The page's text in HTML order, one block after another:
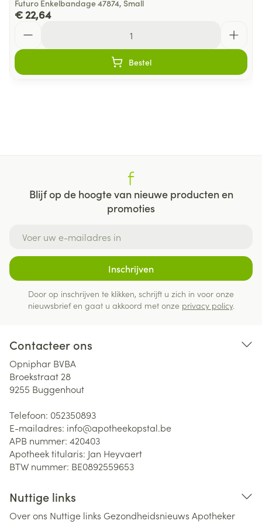
Futuro Enkelbandage 47874, Small
€ 22,64
Bestel
Blijf op de hoogte van nieuwe producten en
promoties
Inschrijven
Door op inschrijven te klikken, schrijft u zich in voor onze
nieuwsbrief en gaat u akkoord met onze privacy policy.
Contacteer ons
Opniphar BVBA
Broekstraat 28
9255 Buggenhout
Telefoon: 052350893
E-mailadres: info@apotheekopstal.be
APB nummer: 420403
Apotheek titularis: Jan Heyvaert
BTW nummer: BE0892559653
Nuttige links
Over ons Nuttige links Gezondheidsnieuws Apotheker